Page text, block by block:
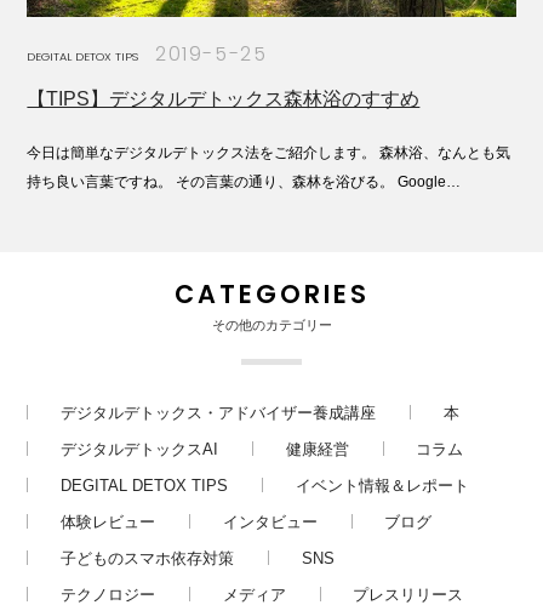
DEGITAL DETOX TIPS 2019-5-25
【TIPS】デジタルデトックス森林浴のすすめ
今日は簡単なデジタルデトックス法をご紹介します。 森林浴、なんとも気
持ち良い言葉ですね。 その言葉の通り、森林を浴びる。 Google…
CATEGORIES
その他のカテゴリー
デジタルデトックス・アドバイザー養成講座
本
デジタルデトックスAI
健康経営
コラム
DEGITAL DETOX TIPS
イベント情報＆レポート
体験レビュー
インタビュー
ブログ
子どものスマホ依存対策
SNS
テクノロジー
メディア
プレスリリース